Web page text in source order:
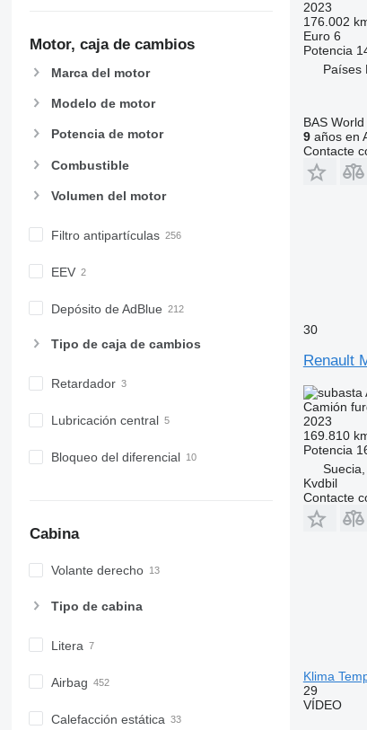
Motor, caja de cambios
Marca del motor
Modelo de motor
Potencia de motor
Combustible
Volumen del motor
Filtro antipartículas
EEV
Depósito de AdBlue
Tipo de caja de cambios
Retardador
Lubricación central
Bloqueo del diferencial
Cabina
Volante derecho
Tipo de cabina
Litera
Airbag
Calefacción estática
2023
176.002
Euro 6
Potencia
Países
BAS World
9años en
Contacte
30
Renault
Camión
2023
169.810
Potencia
Kvdbil
Contacte
Klima
29
VÍDEO